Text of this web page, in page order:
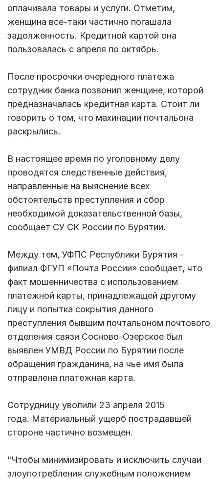
оплачивала товары и услуги. Отметим,
женщина все-таки частично погашала
задолженность. Кредитной картой она
пользовалась с апреля по октябрь.
После просрочки очередного платежа
сотрудник банка позвонил женщине, которой
предназначалась кредитная карта. Стоит ли
говорить о том, что махинации почтальона
раскрылись.
В настоящее время по уголовному делу
проводятся следственные действия,
направленные на выяснение всех
обстоятельств преступления и сбор
необходимой доказательственной базы,
сообщает СУ СК России по Бурятии.
Между тем, УФПС Республики Бурятия -
филиал ФГУП «Почта России» сообщает, что
факт мошенничества с использованием
платежной карты, принадлежащей другому
лицу и попытка сокрытия данного
преступления бывшим почтальоном почтового
отделения связи Сосново-Озерское был
выявлен УМВД России по Бурятии после
обращения гражданина, на чье имя была
отправлена платежная карта.
Сотрудницу уволили 23 апреля 2015
года. Материальный ущерб пострадавшей
стороне частично возмещен.
"Чтобы минимизировать и исключить случаи
злоупотребления служебным положением